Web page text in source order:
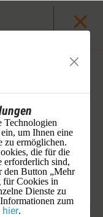
Technologien
um Ihnen eine
zu ermöglichen.
die für die
erforderlich sind,
den Button „Mehr
für Cookies in
Dienste zu
zum
hier.